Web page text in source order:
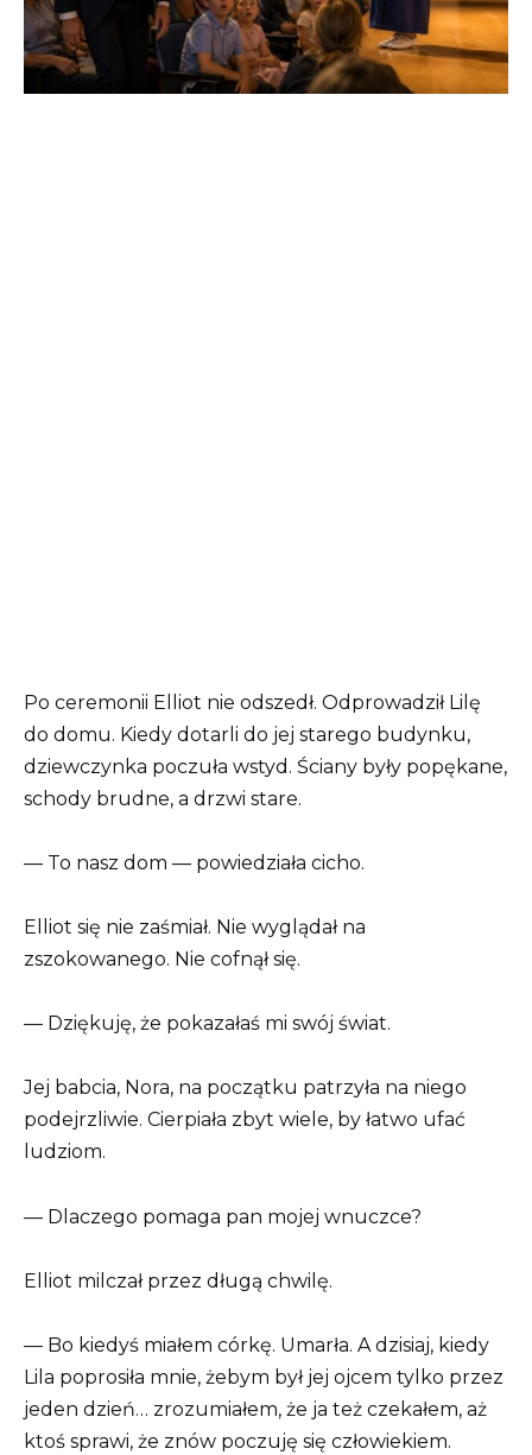
Po ceremonii Elliot nie odszedł. Odprowadził Lilę
do domu. Kiedy dotarli do jej starego budynku,
dziewczynka poczuła wstyd. Ściany były popękane,
schody brudne, a drzwi stare.
— To nasz dom — powiedziała cicho.
Elliot się nie zaśmiał. Nie wyglądał na
zszokowanego. Nie cofnął się.
— Dziękuję, że pokazałaś mi swój świat.
Jej babcia, Nora, na początku patrzyła na niego
podejrzliwie. Cierpiała zbyt wiele, by łatwo ufać
ludziom.
— Dlaczego pomaga pan mojej wnuczce?
Elliot milczał przez długą chwilę.
— Bo kiedyś miałem córkę. Umarła. A dzisiaj, kiedy
Lila poprosiła mnie, żebym był jej ojcem tylko przez
jeden dzień… zrozumiałem, że ja też czekałem, aż
ktoś sprawi, że znów poczuję się człowiekiem.